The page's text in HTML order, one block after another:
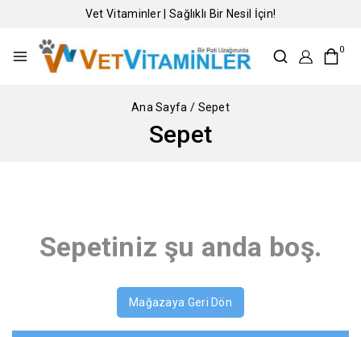
Vet Vitaminler | Sağlıklı Bir Nesil İçin!
0
Ana Sayfa / Sepet
Sepet
Sepetiniz şu anda boş.
Mağazaya Geri Dön